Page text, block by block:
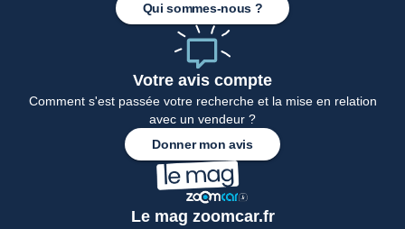
Qui sommes-nous ?
Votre avis compte
Comment s'est passée votre recherche et la mise en relation
avec un vendeur ?
Donner mon avis
Le mag zoomcar.fr